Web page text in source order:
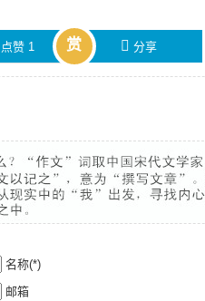
点赞 1 赏 󰄯 分享
名称(*)
邮箱